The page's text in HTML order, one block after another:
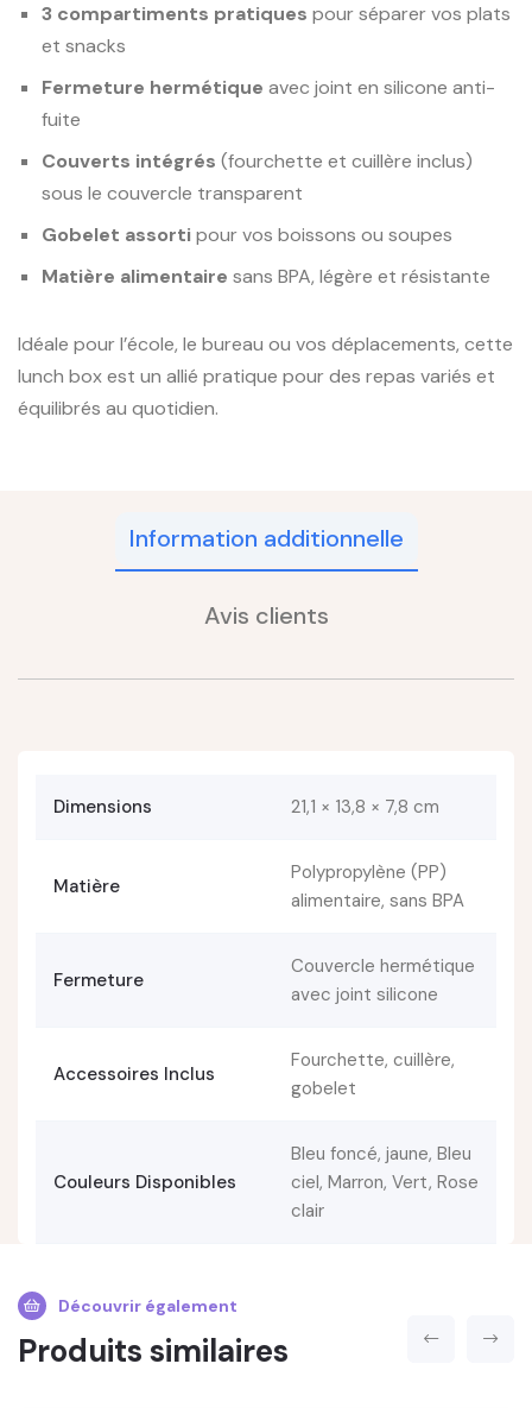
3 compartiments pratiques pour séparer vos plats
et snacks
Fermeture hermétique avec joint en silicone anti-
fuite
Couverts intégrés (fourchette et cuillère inclus)
sous le couvercle transparent
Gobelet assortipour vos boissons ou soupes
Matière alimentaire sans BPA, légère et résistante
Idéale pour l’école, le bureau ou vos déplacements, cette
lunch box est un allié pratique pour des repas variés et
équilibrés au quotidien.
Information additionnelle
Avis clients
Dimensions 21,1 × 13,8 × 7,8 cm
Matière
Polypropylène (PP)
alimentaire, sans BPA
Fermeture
Couvercle hermétique
avec joint silicone
Accessoires Inclus
Fourchette, cuillère,
gobelet
Couleurs Disponibles
Bleu foncé, jaune, Bleu
ciel, Marron, Vert, Rose
clair
Découvrir également
Produits similaires